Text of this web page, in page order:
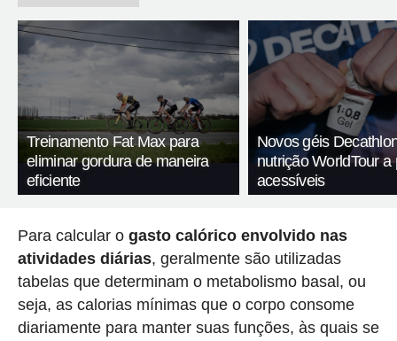
Treinamento Fat Max para
eliminar gordura de maneira
eficiente
Novos géis
nutrição WorldTour a
acessíveis
Para calcular o gasto calórico envolvido nas
atividades diárias, geralmente são utilizadas
tabelas que determinam o metabolismo basal, ou
seja, as calorias mínimas que o corpo consome
diariamente para manter suas funções, às quais se